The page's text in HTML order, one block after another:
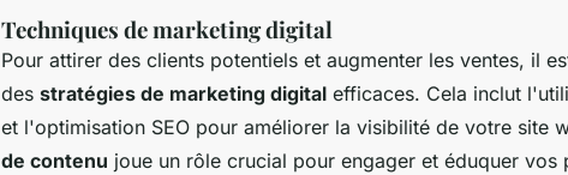
Techniques de marketing digital
Pour attirer des clients potentiels et augmenter les ventes, il
des stratégies de marketing digital efficaces. Cela inclut
et l'optimisation SEO pour améliorer la visibilité de votre site
de contenu joue un rôle crucial pour engager et éduquer